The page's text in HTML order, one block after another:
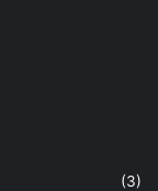
(3)